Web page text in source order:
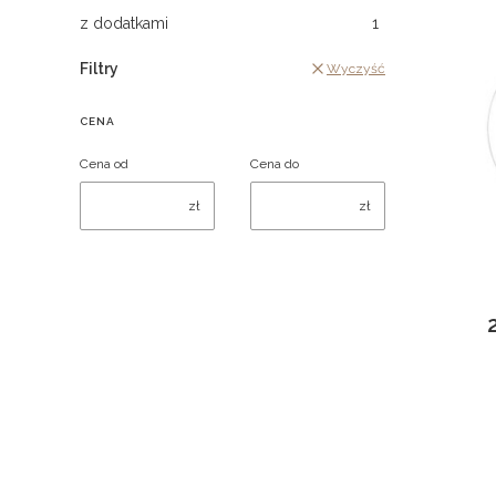
z dodatkami 1
Filtry Wyczyść
CENA
Cena od
zł
Cena do
zł